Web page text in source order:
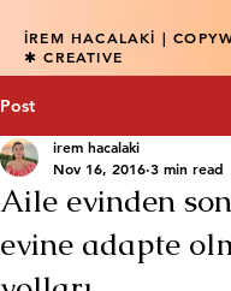
İREM HACALAKİ |
✱ CREATIVE
Post
Aile evinden
evine adapte
irem hacalaki
Nov 16, 2016 3 min read